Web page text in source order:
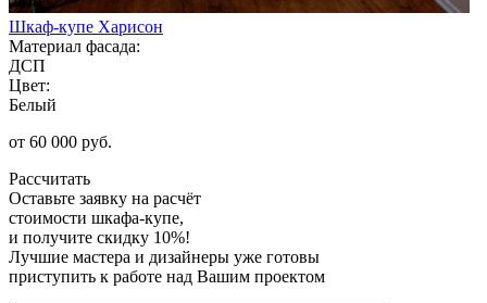
Шкаф-купе Харисон
Материал фасада:
ДСП
Цвет:
Белый
от 60 000 руб.
Рассчитать
Оставьте заявку на расчёт
стоимости шкафа-купе,
и получите скидку 10%!
Лучшие мастера и дизайнеры уже готовы
приступить к работе над Вашим проектом